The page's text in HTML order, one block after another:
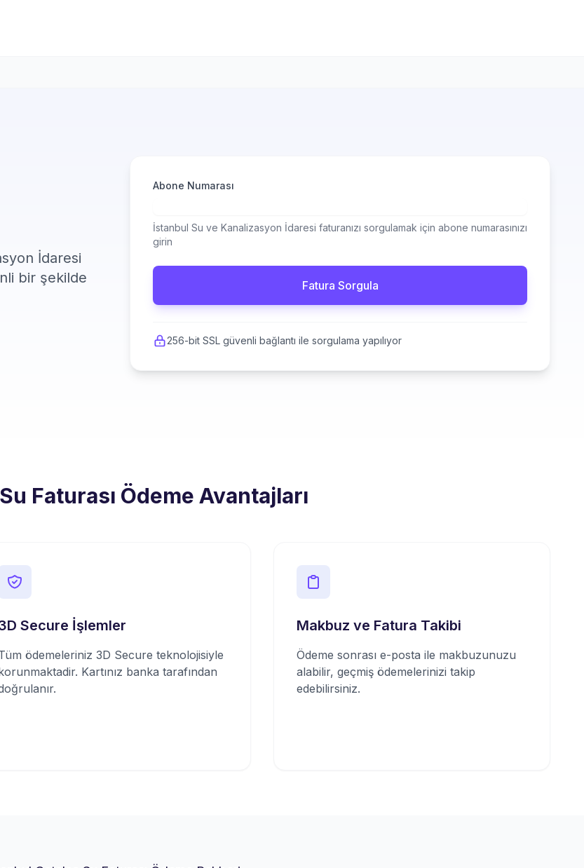
İdaresi
bir şekilde
Abone Numarası
İstanbul Su ve Kanalizasyon İdaresi faturanızı sorgulamak için abone numarasınızı
girin
Fatura Sorgula
256-bit SSL güvenli bağlantı ile sorgulama yapılıyor
Faturası Ödeme Avantajları
Secure İşlemler
ödemeleriniz 3D Secure teknolojisiyle
Kartınız banka tarafından
Makbuz ve Fatura Takibi
Ödeme sonrası e-posta ile makbuzunuzu
alabilir, geçmiş ödemelerinizi takip
edebilirsiniz.